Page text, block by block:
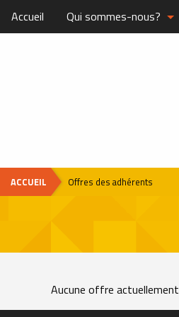
Accueil Qui sommes-nous?
ACCUEIL Offres des adhérents
Aucune offre actuellement